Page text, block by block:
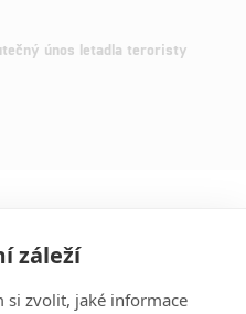
únos letadla teroristy
záleží
si zvolit, jaké informace